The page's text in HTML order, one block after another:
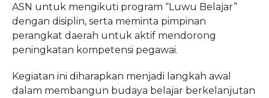
ASN untuk mengikuti program “Luwu Belajar”
dengan disiplin, serta meminta pimpinan
perangkat daerah untuk aktif mendorong
peningkatan kompetensi pegawai.
Kegiatan ini diharapkan menjadi langkah awal
dalam membangun budaya belajar berkelanjutan